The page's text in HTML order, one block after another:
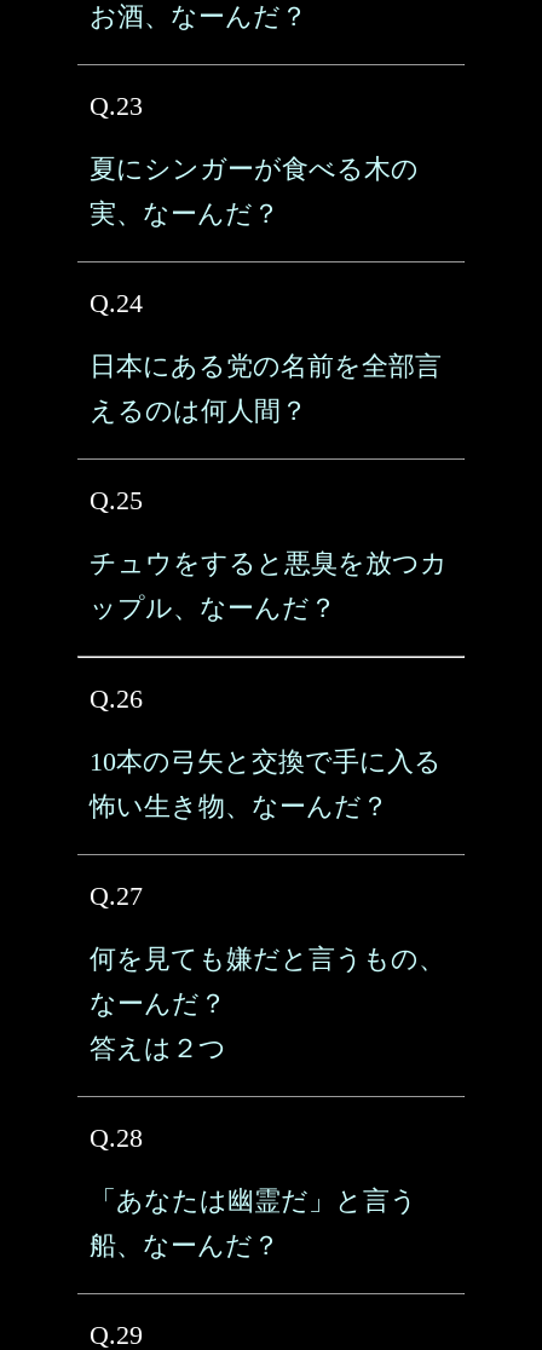
お酒、なーんだ？
Q.23
夏にシンガーが食べる木の
実、なーんだ？
Q.24
日本にある党の名前を全部言
えるのは何人間？
Q.25
チュウをすると悪臭を放つカ
ップル、なーんだ？
Q.26
10本の弓矢と交換で手に入る
怖い生き物、なーんだ？
Q.27
何を見ても嫌だと言うもの、
なーんだ？
答えは２つ
Q.28
「あなたは幽霊だ」と言う
船、なーんだ？
Q.29